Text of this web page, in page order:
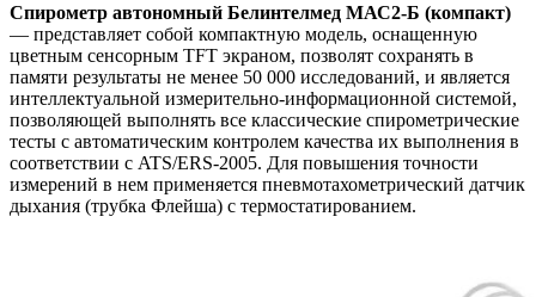
Спирометр автономный Белинтелмед МАС2-Б (компакт)
— представляет собой компактную модель, оснащенную
цветным сенсорным TFT экраном, позволят сохранять в
памяти результаты не менее 50 000 исследований, и является
интеллектуальной измерительно-информационной системой,
позволяющей выполнять все классические спирометрические
тесты с автоматическим контролем качества их выполнения в
соответствии с ATS/ERS-2005. Для повышения точности
измерений в нем применяется пневмотахометрический датчик
дыхания (трубка Флейша) с термостатированием.